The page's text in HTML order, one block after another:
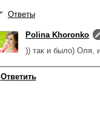
Ответы
Polina Khoronko
)) так и было) Оля,
Ответить